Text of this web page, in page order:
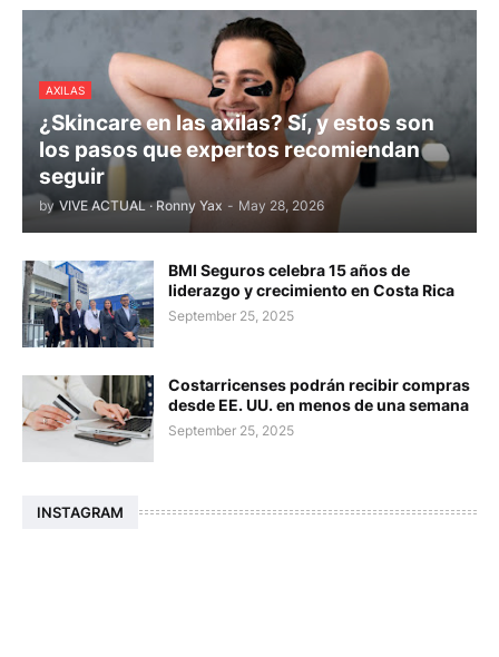
AXILAS
¿Skincare en las axilas? Sí, y estos son
los pasos que expertos recomiendan
seguir
by VIVE ACTUAL · Ronny Yax - May 28, 2026
BMI Seguros celebra 15 años de
liderazgo y crecimiento en Costa Rica
September 25, 2025
Costarricenses podrán recibir compras
desde EE. UU. en menos de una semana
September 25, 2025
INSTAGRAM